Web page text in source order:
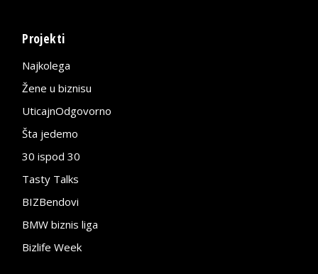
Projekti
Najkolega
Žene u biznisu
UticajnOdgovorno
Šta jedemo
30 ispod 30
Tasty Talks
BIZBendovi
BMW biznis liga
Bizlife Week